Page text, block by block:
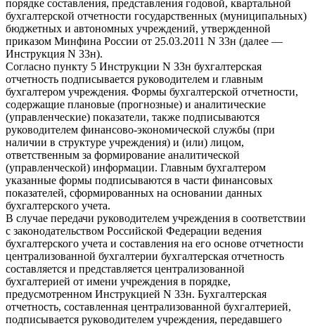
порядке составления, представления годовой, квартальной
бухгалтерской отчетности государственных (муниципальных)
бюджетных и автономных учреждений, утвержденной
приказом Минфина России от 25.03.2011 N 33н (далее —
Инструкция N 33н).
Согласно пункту 5 Инструкции N 33н бухгалтерская
отчетность подписывается руководителем и главным
бухгалтером учреждения. Формы бухгалтерской отчетности,
содержащие плановые (прогнозные) и аналитические
(управленческие) показатели, также подписываются
руководителем финансово-экономической службы (при
наличии в структуре учреждения) и (или) лицом,
ответственным за формирование аналитической
(управленческой) информации. Главным бухгалтером
указанные формы подписываются в части финансовых
показателей, сформированных на основании данных
бухгалтерского учета.
В случае передачи руководителем учреждения в соответствии
с законодательством Российской Федерации ведения
бухгалтерского учета и составления на его основе отчетности
централизованной бухгалтерии бухгалтерская отчетность
составляется и представляется централизованной
бухгалтерией от имени учреждения в порядке,
предусмотренном Инструкцией N 33н. Бухгалтерская
отчетность, составленная централизованной бухгалтерией,
подписывается руководителем учреждения, передавшего